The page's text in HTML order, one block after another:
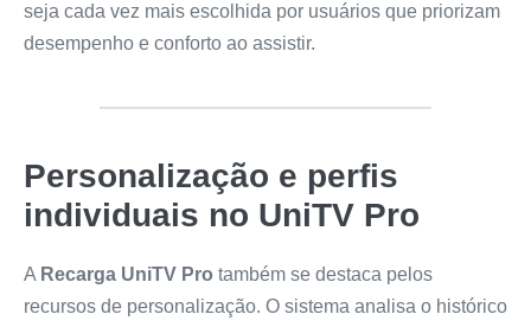
seja cada vez mais escolhida por usuários que priorizam
desempenho e conforto ao assistir.
Personalização e perfis
individuais no UniTV Pro
A Recarga UniTV Pro também se destaca pelos
recursos de personalização. O sistema analisa o histórico